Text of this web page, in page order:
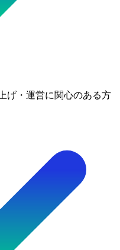
げ・運営に関心のある方